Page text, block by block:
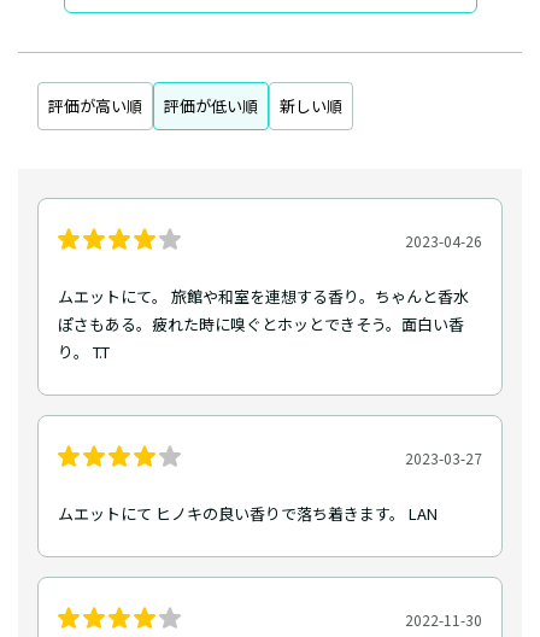
評価が高い順 評価が低い順 新しい順
2023-04-26
ムエットにて。 旅館や和室を連想する香り。ちゃんと香水
ぽさもある。疲れた時に嗅ぐとホッとできそう。面白い香
り。 T.T
2023-03-27
ムエットにて ヒノキの良い香りで落ち着きます。 LAN
2022-11-30